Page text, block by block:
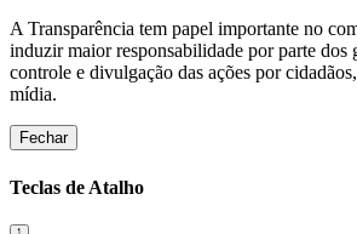
A Transparência tem papel importante no
induzir maior responsabilidade por parte dos
controle e divulgação das ações por
mídia.
Fechar
Teclas de Atalho